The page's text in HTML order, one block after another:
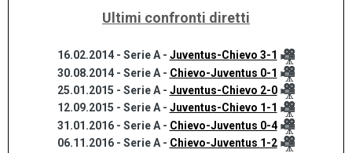
Ultimi confronti diretti
16.02.2014 - Serie A - Juventus-Chievo 3-1
30.08.2014 - Serie A - Chievo-Juventus 0-1
25.01.2015 - Serie A - Juventus-Chievo 2-0
12.09.2015 - Serie A - Juventus-Chievo 1-1
31.01.2016 - Serie A - Chievo-Juventus 0-4
06.11.2016 - Serie A - Chievo-Juventus 1-2